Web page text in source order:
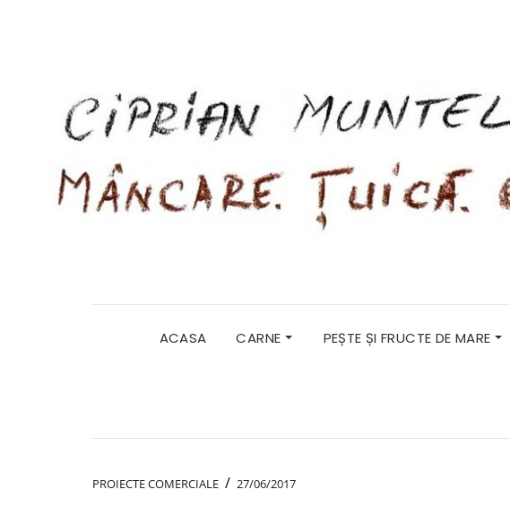
ACASA CARNE PEȘTE ȘI FRUCTE DE MARE
PROIECTE COMERCIALE / 27/06/2017